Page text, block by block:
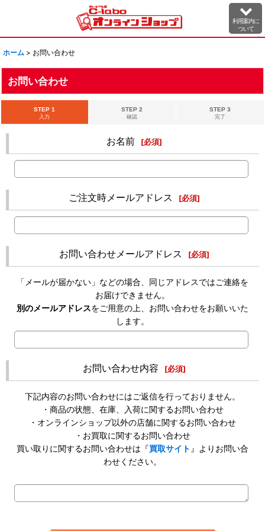
利用案内に
ついて
ホーム > お問い合わせ
お問い合わせ
STEP 1
入力
STEP 2
確認
STEP 3
完了
お名前 [必須]
ご注文時メールアドレス [必須]
お問い合わせメールアドレス [必須]
「メールが届かない」などの場合、同じアドレスではご連絡を
お届けできません。
別のメールアドレスをご用意の上、お問い合わせをお願いいた
します。
お問い合わせ内容 [必須]
下記内容のお問い合わせにはご返信を行っておりません。
・商品の状態、在庫、入荷に関するお問い合わせ
・オンラインショップ以外の店舗に関するお問い合わせ
・お買取に関するお問い合わせ
買い取りに関するお問い合わせは『買取サイト 』よりお問い合
わせください。